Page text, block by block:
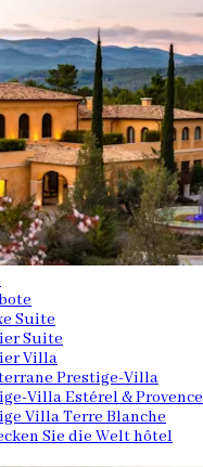
Suite
Suite
Villa
Prestige-Villa
Villa Estérel & Provence
Villa Terre Blanche
Sie die Welt hôtel